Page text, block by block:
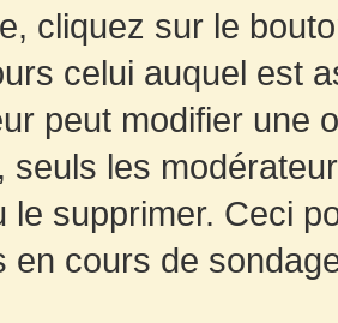
cliquez sur le
celui auquel est
peut modifier une
seuls les
le supprimer. Ceci
en cours de